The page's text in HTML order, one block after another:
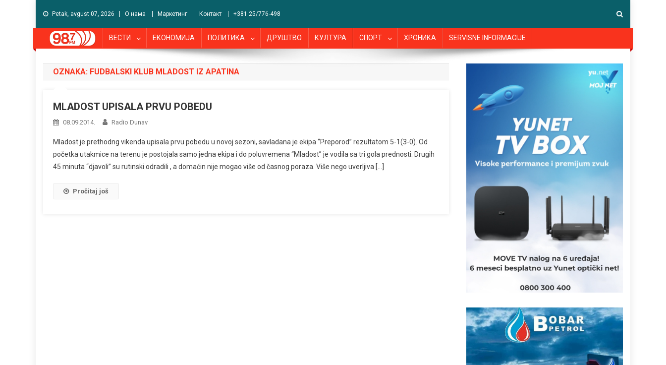
Petak, avgust 07, 2026 О нама Маркетинг Контакт +381 25/776-498
ВЕСТИ ЕКОНОМИЈА ПОЛИТИКА ДРУШТВО КУЛТУРА СПОРТ ХРОНИКА SERVISNE INFORMACIJE
OZNAKA: FUDBALSKI KLUB MLADOST IZ APATINA
MLADOST UPISALA PRVU POBEDU
08.09.2014. Radio Dunav
Mladost je prethodng vikenda upisala prvu pobedu u novoj sezoni, savladana je ekipa “Preporod” rezultatom 5-1(3-0). Od
početka utakmice na terenu je postojala samo jedna ekipa i do poluvremena “Mladost” je vodila sa tri gola prednosti. Drugih
45 minuta “djavoli” su rutinski odradili , a domaćin nije mogao više od časnog poraza. Više nego uverljiva […]
Pročitaj još